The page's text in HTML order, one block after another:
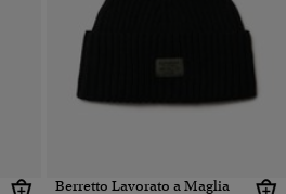
Berretto Lavorato a Maglia